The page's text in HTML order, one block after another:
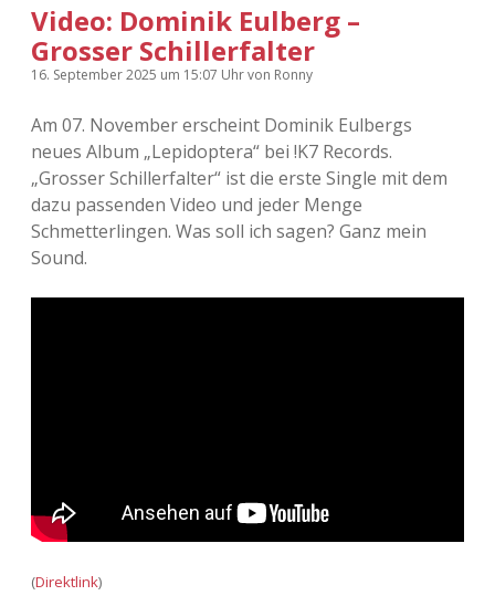
Video: Dominik Eulberg –
Grosser Schillerfalter
16. September 2025 um 15:07 Uhrvon Ronny
Am 07. November erscheint Dominik Eulbergs
neues Album „Lepidoptera“ bei !K7 Records.
„Grosser Schillerfalter“ ist die erste Single mit dem
dazu passenden Video und jeder Menge
Schmetterlingen. Was soll ich sagen? Ganz mein
Sound.
(Direktlink)